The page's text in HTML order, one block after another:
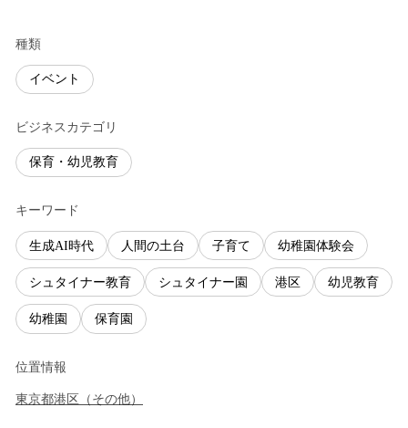
種類
イベント
ビジネスカテゴリ
保育・幼児教育
キーワード
生成AI時代 人間の土台 子育て 幼稚園体験会
シュタイナー教育 シュタイナー園 港区 幼児教育
幼稚園 保育園
位置情報
東京都港区 （ その他）